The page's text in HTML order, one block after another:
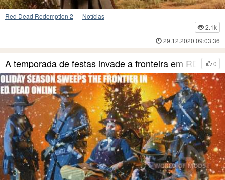
Red Dead Redemption 2 — Notícias
2.1k
29.12.2020 09:03:36
0
A temporada de festas invade a fronteira em RDO